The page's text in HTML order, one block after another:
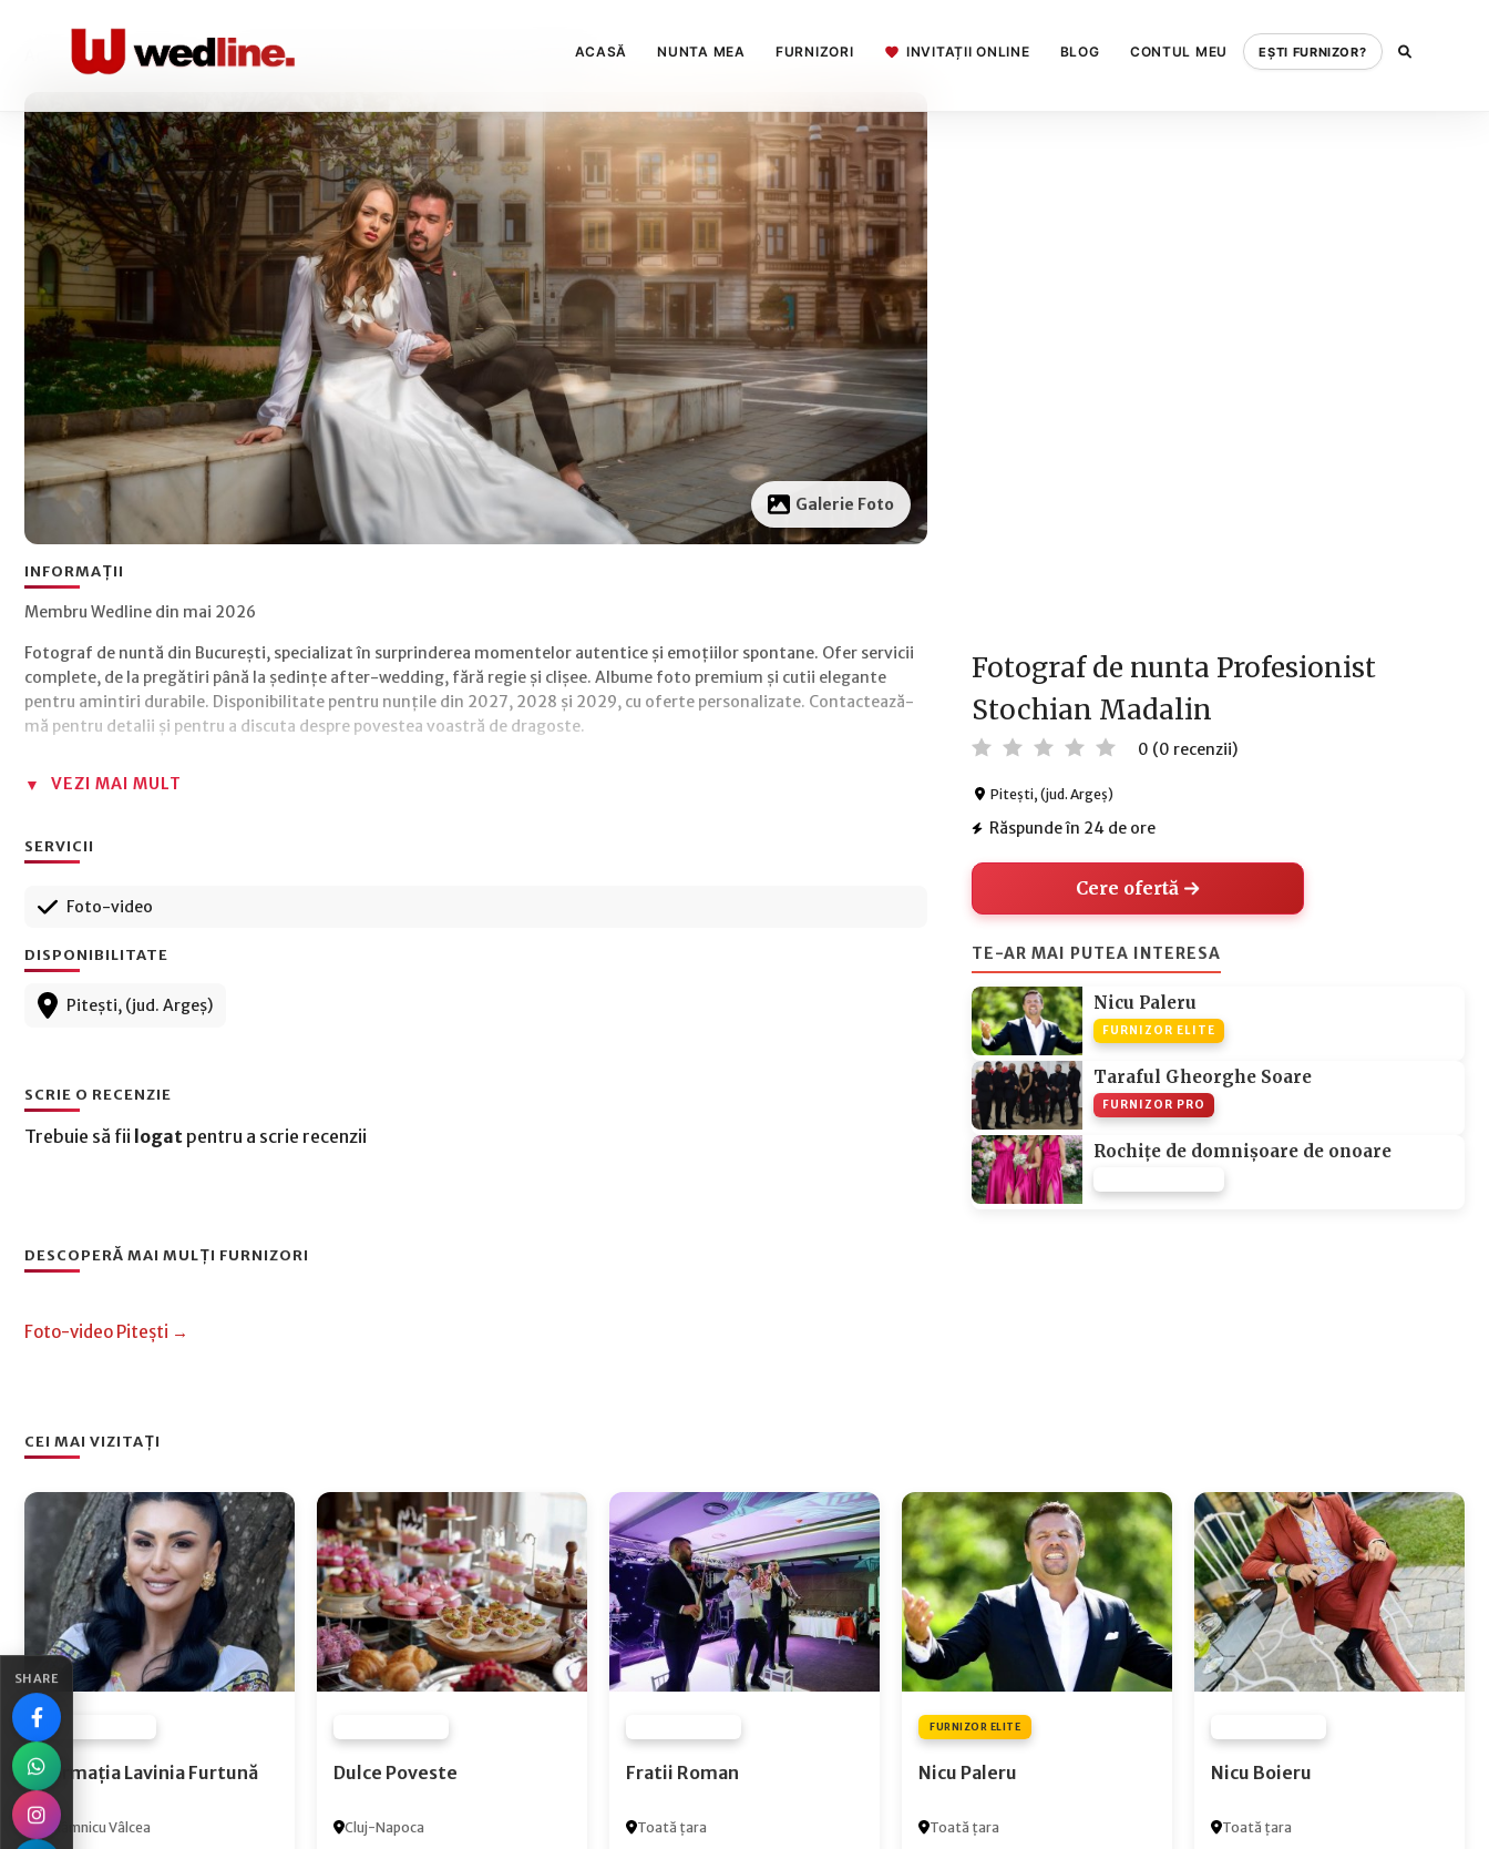
ACASĂ NUNTA MEA FURNIZORI INVITAȚII ONLINE BLOG CONTUL MEU EȘTI FURNIZOR?
SHARE
/ Foto-video / Fotograf de nunta Profesionist Stochian Madalin
Galerie Foto
Fotograf de nunta Profesionist
Stochian Madalin
0 (0 recenzii)
Pitești, (jud. Argeș)
Răspunde în 24 de ore
Cere ofertă
TE-AR MAI PUTEA INTERESA
Nicu Paleru
FURNIZOR ELITE
Taraful Gheorghe Soare
FURNIZOR PRO
Rochițe de domnișoare de onoare
INFORMAȚII
Membru Wedline din mai 2026
Fotograf de nuntă din București, specializat în surprinderea momentelor autentice și emoțiilor spontane. Ofer servicii
complete, de la pregătiri până la ședințe after-wedding, fără regie și clișee. Albume foto premium și cutii elegante
pentru amintiri durabile. Disponibilitate pentru nunțile din 2027, 2028 și 2029, cu oferte personalizate. Contactează-
mă pentru detalii și pentru a discuta despre povestea voastră de dragoste.
VEZI MAI MULT
SERVICII
Foto-video
DISPONIBILITATE
Pitești, (jud. Argeș)
SCRIE O RECENZIE
Trebuie să fii logat pentru a scrie recenzii
DESCOPERĂ MAI MULȚI FURNIZORI
Foto-video Pitești →
CEI MAI VIZITAȚI
FURNIZOR NONE
Formația Lavinia Furtună
Râmnicu Vâlcea
Dulce Poveste
Cluj-Napoca
Fratii Roman
Toată țara
FURNIZOR ELITE
Nicu Paleru
Toată țara
Nicu Boieru
Toată țara